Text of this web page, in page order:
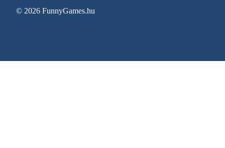
© 2026 FunnyGames.hu
Adatvédelem